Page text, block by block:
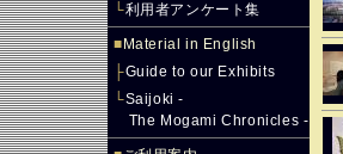
└利用者アンケート集
■ Material in English
├Guide to our Exhibits
└Saijoki -
The Mogami Chronicles -